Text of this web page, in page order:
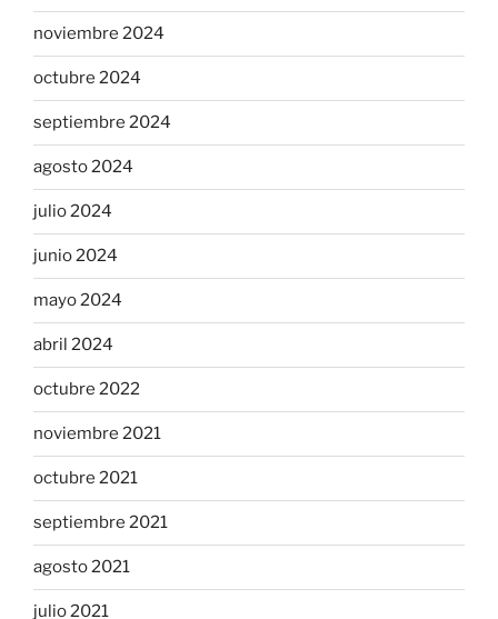
noviembre 2024
octubre 2024
septiembre 2024
agosto 2024
julio 2024
junio 2024
mayo 2024
abril 2024
octubre 2022
noviembre 2021
octubre 2021
septiembre 2021
agosto 2021
julio 2021